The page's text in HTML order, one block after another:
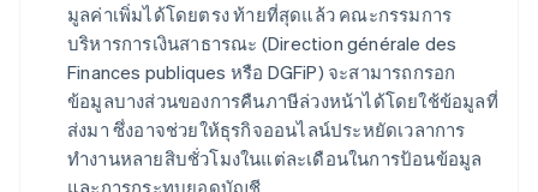
มูลค่าเพิ่มได้โดยตรง ท้ายที่สุดแล้ว คณะกรรมการ
บริหารการเงินสาธารณะ (Direction générale des
Finances publiques หรือ DGFiP) จะสามารถกรอก
ข้อมูลบางส่วนของการคืนภาษีล่วงหน้าได้โดยใช้ข้อมูลที่
ส่งมา ซึ่งอาจช่วยให้ธุรกิจออนไลน์ประหยัดเวลาการ
ทำงานหลายสิบชั่วโมงในแต่ละเดือนในการป้อนข้อมูล